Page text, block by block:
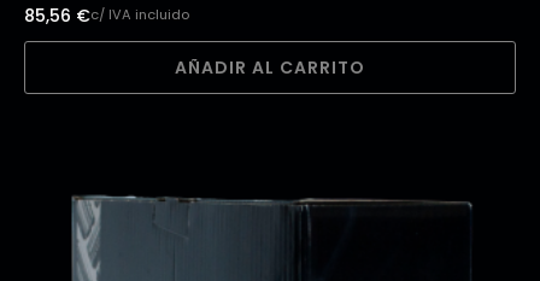
85,56 €c/ IVA incluido
AÑADIR AL CARRITO